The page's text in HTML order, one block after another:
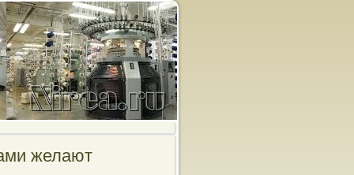
желают